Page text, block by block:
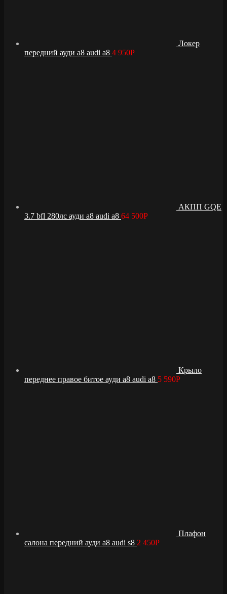
Локер
передний ауди а8 audi a8 4 950Р
АКПП GQE
3.7 bfl 280лс ауди а8 audi a8 64 500Р
Крыло
переднее правое битое ауди а8 audi a8 5 590Р
Плафон
салона передний ауди а8 audi s8 2 450Р